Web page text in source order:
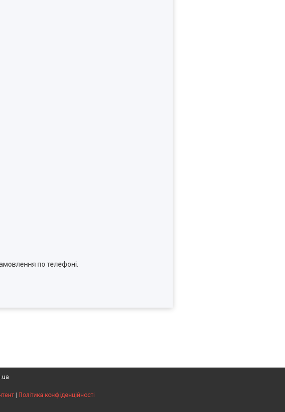
по телефоні.
Політика конфіденційності